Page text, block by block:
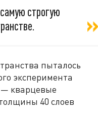
строгую
пыталось
эксперимента
— кварцевые
40 слоев